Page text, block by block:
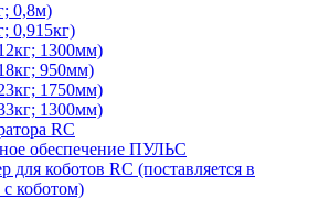
0,8м)
0,915кг)
1300мм)
950мм)
1750мм)
1300мм)
RC
обеспечение ПУЛЬС
для коботов RC (поставляется в
коботом)